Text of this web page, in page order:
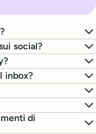
social?
inbox?
di